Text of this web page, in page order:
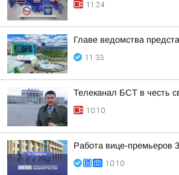
11:24
Главе ведомства
11:33
Телеканал БСТ в честь
10:10
Работа вице-премьеров
10:10